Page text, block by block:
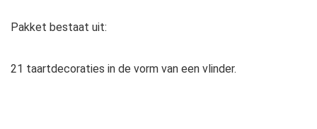
Pakket bestaat uit:
21 taartdecoraties in de vorm van een vlinder.